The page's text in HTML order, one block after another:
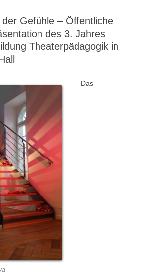
der Gefühle – Öffentliche
des 3. Jahres
Theaterpädagogik in
Das